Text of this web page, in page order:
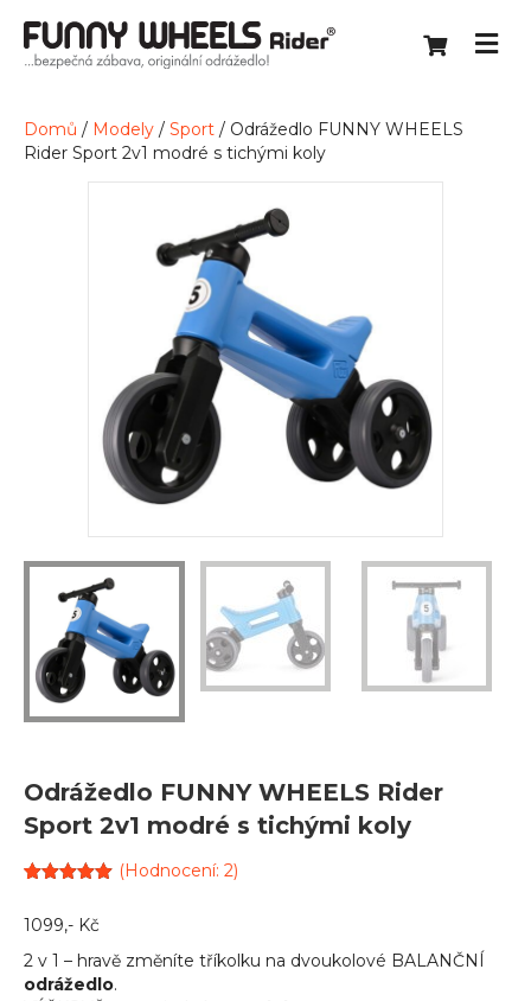
Domů / Modely / Sport / Odrážedlo FUNNY WHEELS
Rider Sport 2v1 modré s tichými koly
Odrážedlo FUNNY WHEELS Rider
Sport 2v1 modré s tichými koly
základě
zákazníků
(Hodnocení: 2)
1099,- Kč
2 v 1 – hravě změníte tříkolku na dvoukolové BALANČNÍ
odrážedlo.